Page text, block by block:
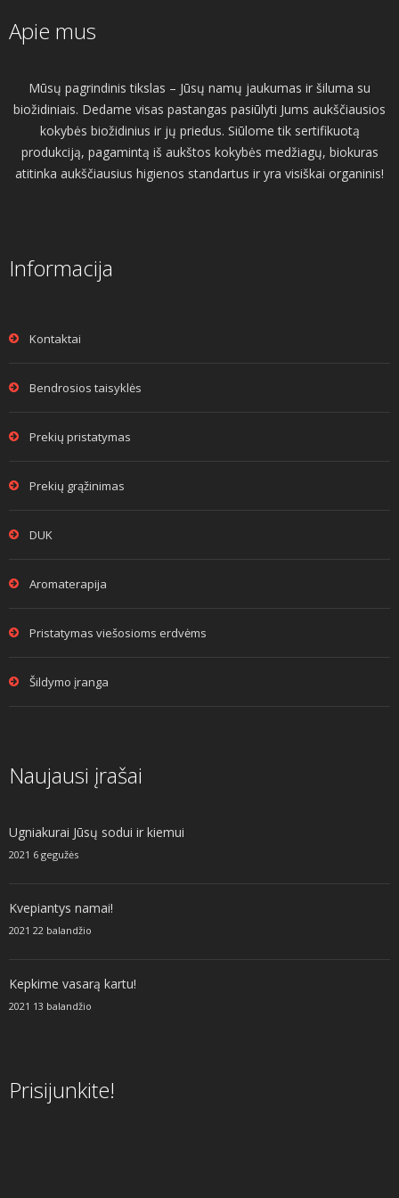
Apie mus
Mūsų pagrindinis tikslas – Jūsų namų jaukumas ir šiluma su
biožidiniais. Dedame visas pastangas pasiūlyti Jums aukščiausios
kokybės biožidinius ir jų priedus. Siūlome tik sertifikuotą
produkciją, pagamintą iš aukštos kokybės medžiagų, biokuras
atitinka aukščiausius higienos standartus ir yra visiškai organinis!
Informacija
Kontaktai
Bendrosios taisyklės
Prekių pristatymas
Prekių grąžinimas
DUK
Aromaterapija
Pristatymas viešosioms erdvėms
Šildymo įranga
Naujausi įrašai
Ugniakurai Jūsų sodui ir kiemui
2021 6 gegužės
Kvepiantys namai!
2021 22 balandžio
Kepkime vasarą kartu!
2021 13 balandžio
Prisijunkite!